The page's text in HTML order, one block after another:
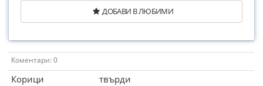
ДОБАВИ В ЛЮБИМИ
Коментари: 0
Корици
твърди